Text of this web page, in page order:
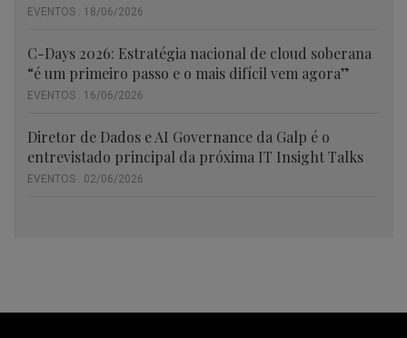
EVENTOS . 18/06/2026
C-Days 2026: Estratégia nacional de cloud soberana
“é um primeiro passo e o mais difícil vem agora”
EVENTOS . 16/06/2026
Diretor de Dados e AI Governance da Galp é o
entrevistado principal da próxima IT Insight Talks
EVENTOS . 02/06/2026